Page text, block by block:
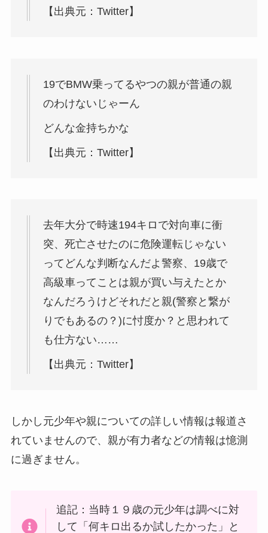
【出典元：Twitter】
19でBMW乗ってるやつの親が普通の親
のわけないじゃーん
どんな金持ちかな
【出典元：Twitter】
去年大分で時速194キロで対向車に衝
突、死亡させたのに危険運転じゃない
ってどんな判断なんだよ警察、19歳で
高級車ってことは親が買い与えたとか
なんだろうけどそれだと親(警察と繋が
りでもあるの？)に忖度か？と思われて
も仕方ない……
【出典元：Twitter】
しかし元少年や親についての詳しい情報は報道さ
れていませんので、親が有力者などの情報は憶測
に過ぎません。
追記： 当時１９歳の元少年は調べに対
して「何キロ出るか試したかった」と